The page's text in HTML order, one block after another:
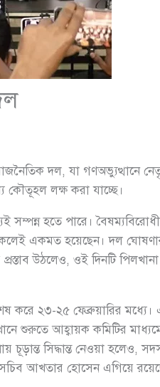
দল, যা গণঅভ্যুত্থানে
কৌতূহল লক্ষ করা যাচ্ছে।
সম্পন্ন হতে পারে।
সকলেই একমত হয়েছেন। দল
উঠলেও, ওই দিনটি পিলখানা
করে ২৩-২৫ ফেব্রুয়ারির
শুরুতে আহ্বায়ক কমিটির
চূড়ান্ত সিদ্ধান্ত নেওয়া হলেও,
আখতার হোসেন এগিয়ে